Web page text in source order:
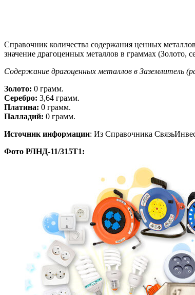
Справочник количества содержания ценных
значение драгоценных металлов в граммах (Золото,
Содержание драгоценных металлов в Заземлитель
Золото: 0 грамм.
Серебро: 3,64 грамм.
Платина: 0 грамм.
Палладий: 0 грамм.
Источник информации: Из Справочника
Фото РЛНД-11/315Т1: